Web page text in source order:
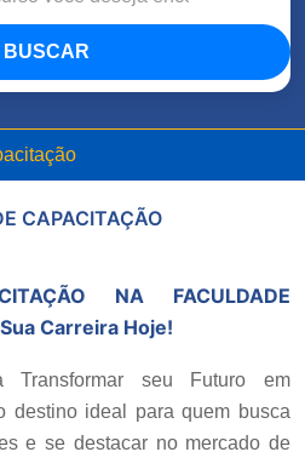
BUSCAR
CAPACITAÇÃO
NA FACULDADE
Carreira Hoje!
Transformar seu Futuro em
destino ideal para quem busca
e se destacar no mercado de